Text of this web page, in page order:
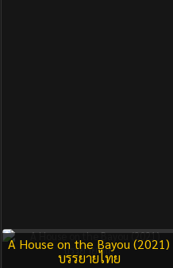
A House on the Bayou (2021)
บรรยายไทย